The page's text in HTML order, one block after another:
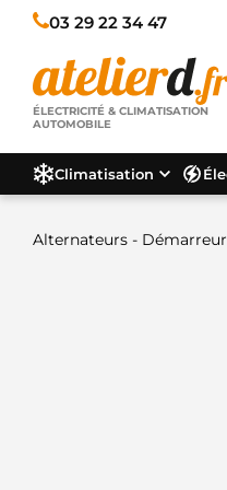
03 29 22 34 47
ÉLECTRICITÉ & CLIMATISATION
AUTOMOBILE
Climatisation
Alternateurs -